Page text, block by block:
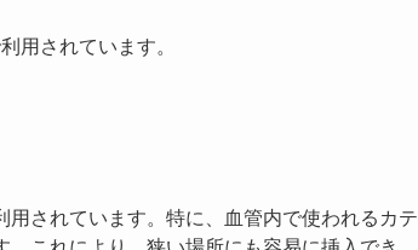
用されています。
されています。特に、血管内で使われるカテ